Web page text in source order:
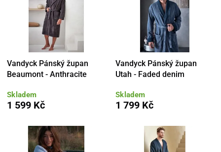
Vandyck Pánský župan
Beaumont - Anthracite
Skladem
1 599 Kč
Vandyck Pánský župan
Utah - Faded denim
Skladem
1 799 Kč